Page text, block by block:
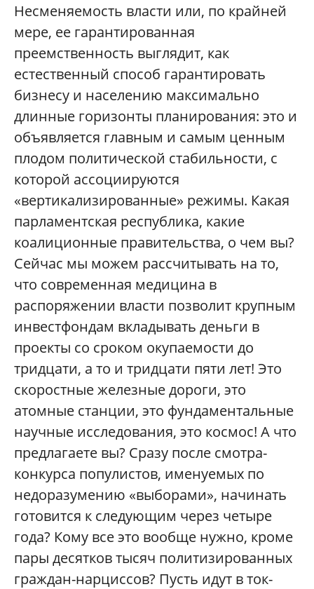
Несменяемость власти или, по крайней
мере, ее гарантированная
преемственность выглядит, как
естественный способ гарантировать
бизнесу и населению максимально
длинные горизонты планирования: это и
объявляется главным и самым ценным
плодом политической стабильности, с
которой ассоциируются
«вертикализированные» режимы. Какая
парламентская республика, какие
коалиционные правительства, о чем вы?
Сейчас мы можем рассчитывать на то,
что современная медицина в
распоряжении власти позволит крупным
инвестфондам вкладывать деньги в
проекты со сроком окупаемости до
тридцати, а то и тридцати пяти лет! Это
скоростные железные дороги, это
атомные станции, это фундаментальные
научные исследования, это космос! А что
предлагаете вы? Сразу после смотра-
конкурса популистов, именуемых по
недоразумению «выборами», начинать
готовится к следующим через четыре
года? Кому все это вообще нужно, кроме
пары десятков тысяч политизированных
граждан-нарциссов? Пусть идут в ток-